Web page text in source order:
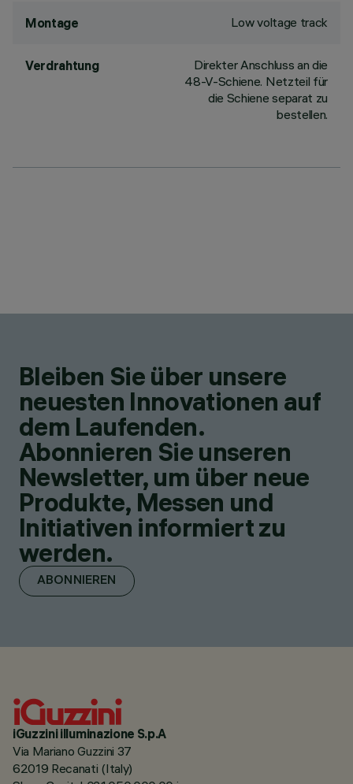
Montage Low voltage track
Verdrahtung
Direkter Anschluss an die
48-V-Schiene. Netzteil für
die Schiene separat zu
bestellen.
Bleiben Sie über unsere
neuesten Innovationen auf
dem Laufenden.
Abonnieren Sie unseren
Newsletter, um über neue
Produkte, Messen und
Initiativen informiert zu
werden.
ABONNIEREN
iGuzzini illuminazione S.p.A
Via Mariano Guzzini 37
62019 Recanati (Italy)